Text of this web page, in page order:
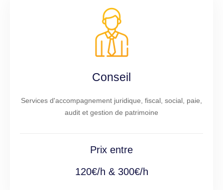
Conseil
Services d'accompagnement juridique, fiscal, social, paie,
audit et gestion de patrimoine
Prix entre
120€/h & 300€/h